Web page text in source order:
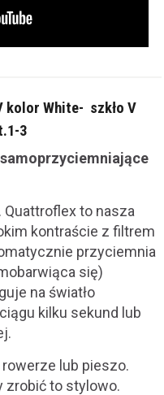
kolor White- szkło V
3
samoprzyciemniające
. Quattroflex to nasza
kontraście z filtrem
przyciemnia
się)
na światło
kilku sekund lub
lub pieszo.
zrobić to stylowo.